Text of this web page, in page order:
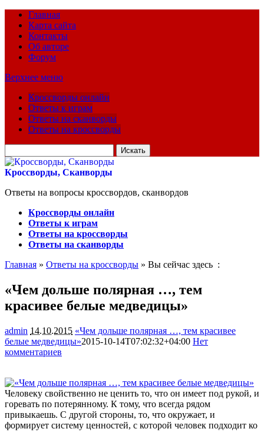
Главная
Карта сайта
Контакты
Об авторе
Форум
Верхнее меню
Кроссворды онлайн
Ответы к играм
Ответы на сканворды
Ответы на кроссворды
для:
Кроссворды, Сканворды
Ответы на вопросы кроссвордов, сканвордов
Кроссворды онлайн
Ответы к играм
Ответы на кроссворды
Ответы на сканворды
Главная » Ответы на кроссворды » Вы сейчас здесь :
«Чем дольше полярная …, тем
красивее белые медведицы»
admin 14.10.2015 «Чем дольше полярная …, тем красивее
белые медведицы»2015-10-14T07:02:32+04:00 Нет
комментариев
Человеку свойственно не ценить то, что он имеет под рукой, и
горевать по потерянному. К тому, что всегда рядом
привыкаешь. С другой стороны, то, что окружает, и
формирует систему ценностей, с которой человек подходит ко